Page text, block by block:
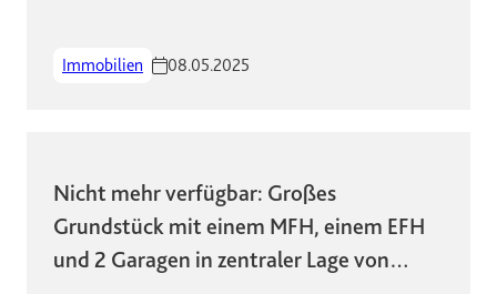
Immobilien 08.05.2025
Nicht mehr verfügbar: Großes
Grundstück mit einem MFH, einem EFH
und 2 Garagen in zentraler Lage von